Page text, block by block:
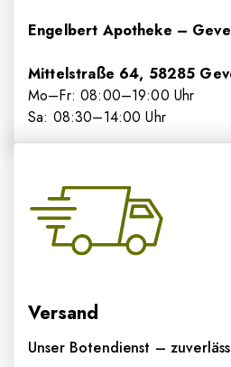
Engelbert Apotheke –
Mittelstraße 64, 58285
Mo–Fr: 08:00–19:00 Uhr
Sa: 08:30–14:00 Uhr
Versand
Unser Botendienst –